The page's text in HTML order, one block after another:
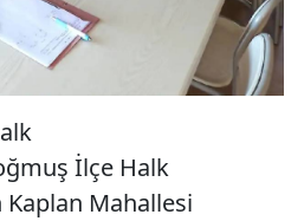
İlçe Halk
Kaplan Mahallesi